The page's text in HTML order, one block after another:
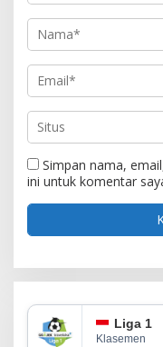
Simpan nama,
ini untuk komentar
Liga 1
Klasemen